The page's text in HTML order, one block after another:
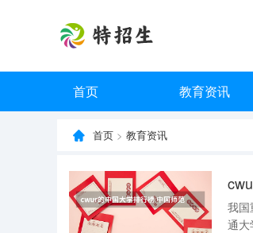
首页 教育资讯
首页 > 教育资讯
我国
通大